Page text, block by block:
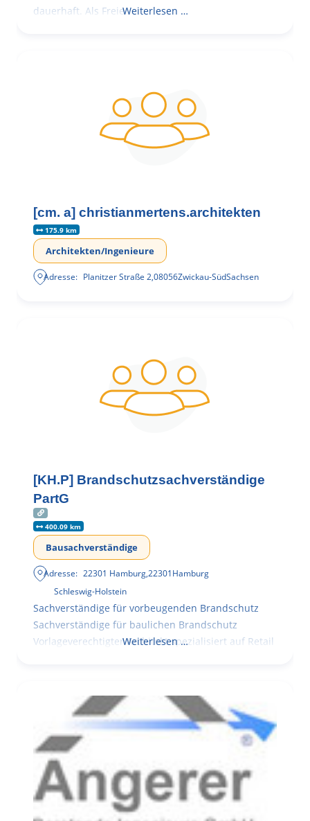
dauerhaft. Als FreieWeiterlesen …
[cm. a] christianmertens.architekten
175.9 km
Architekten/Ingenieure
Adresse: Planitzer Straße 2,08056Zwickau-SüdSachsen
[KH.P] Brandschutzsachverständige
PartG
400.09 km
Bausachverständige
Adresse: 22301 Hamburg,22301Hamburg
Schleswig-Holstein
Sachverständige für vorbeugenden Brandschutz
Sachverständige für baulichen Brandschutz
Vorlageverechtigter Architekt spezialisiert auf Retail
Weiterlesen …